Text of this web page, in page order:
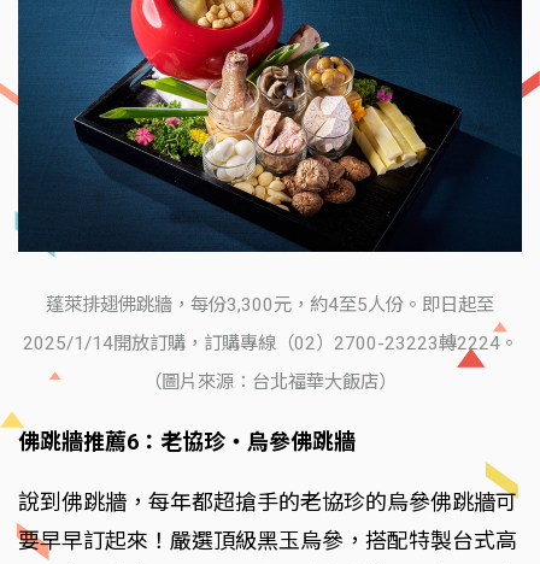
蓬萊排翅佛跳牆，每份3,300元，約4至5人份。即日起至
2025/1/14開放訂購，訂購專線（02）2700-23223轉2224。
（圖片來源：台北福華大飯店）
佛跳牆推薦6：老協珍‧烏參佛跳牆
說到佛跳牆，每年都超搶手的老協珍的烏參佛跳牆可
要早早訂起來！嚴選頂級黑玉烏參，搭配特製台式高